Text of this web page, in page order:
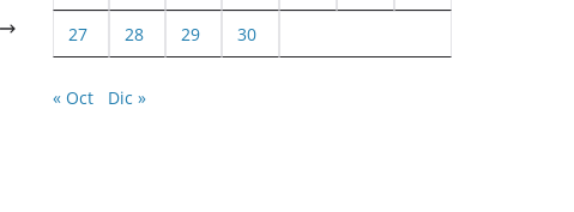
27 28 29 30
« Oct Dic »